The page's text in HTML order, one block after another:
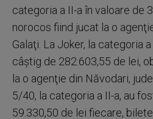
categoria a II-a în valoare de
norocos fiind jucat la o
Galaţi. La Joker, la categoria
câştig de 282.603,55 de lei,
la o agenţie din Năvodari,
5/40, la categoria a II-a, au
59.330,50 de lei fiecare,